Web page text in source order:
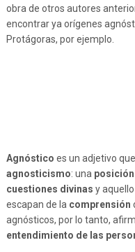
obra de otros autores
encontrar ya orígenes
Protágoras, por ejemplo.
Agnóstico es un adjetivo
agnosticismo: una
cuestiones divinas y
escapan de la comprensión
agnósticos, por lo tanto,
entendimiento de las